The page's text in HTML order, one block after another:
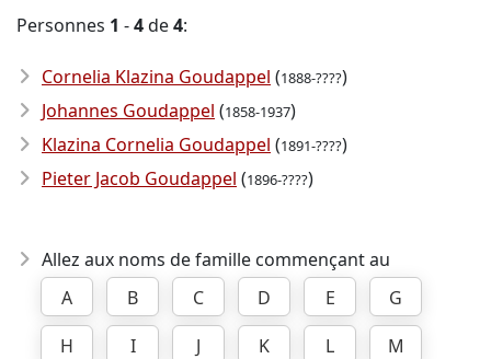
Personnes 1 -4de4:
Cornelia Klazina Goudappel (1888-????)
Johannes Goudappel (1858-1937)
Klazina Cornelia Goudappel (1891-????)
Pieter Jacob Goudappel (1896-????)
Allez aux noms de famille commençant au
A
B C D E
G
H
I J K L
M